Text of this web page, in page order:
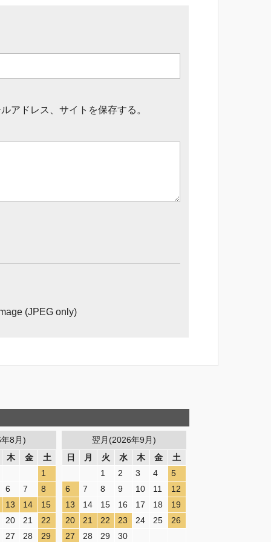
アドレス、サイトを保存する。
(JPEG only)
8月)
木 金
土
1
6 7
8
13 14
15
20 21
22
27 28
29
翌月(2026年9月)
日
月 火 水 木 金
土
1
2 3 4
5
6
7 8 9 10 11
12
13
14 15 16 17 18
19
20
21 22 23 24 25
26
27
28 29
30